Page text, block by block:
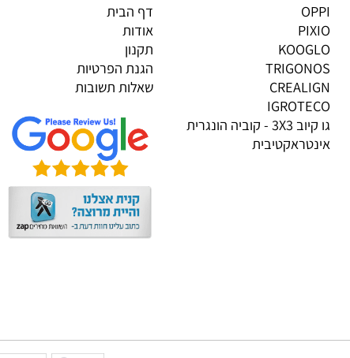
מותגים בייבוא אישי
OPPI
PIXIO
KOOGLO
TRIGONOS
CREALIGN
מידע
דף הבית
אודות
הגנת הפרטיות
שאלות תשובות